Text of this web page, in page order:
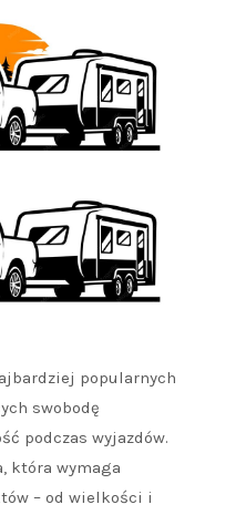
popularnych
swobodę
podczas wyjazdów.
która wymaga
– od wielkości i